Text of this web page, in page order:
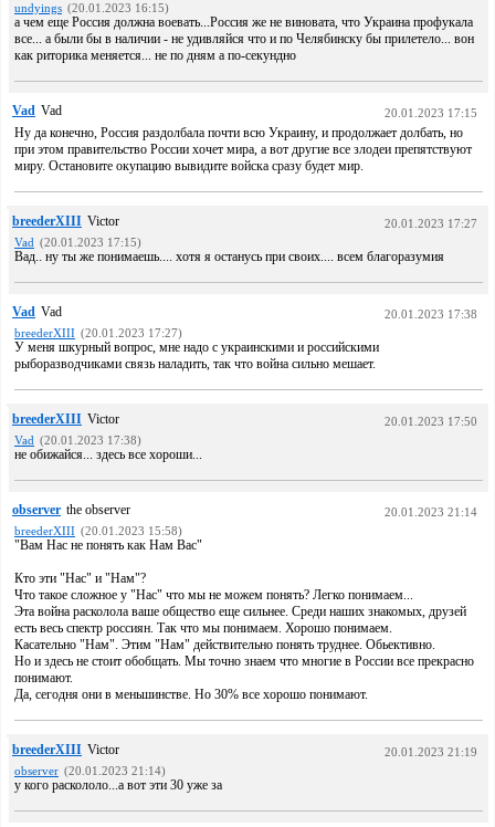
undyings (20.01.2023 16:15)
а чем еще Россия должна воевать...Россия же не виновата, что Украина профукала
все... а были бы в наличии - не удивляйся что и по Челябинску бы прилетело... вон
как риторика меняется... не по дням а по-секундно
Vad Vad 20.01.2023 17:15
Ну да конечно, Россия раздолбала почти всю Украину, и продолжает долбать, но
при этом правительство России хочет мира, а вот другие все злодеи препятствуют
миру. Остановите окупацию вывидите войска сразу будет мир.
breederXIII Victor
20.01.2023 17:27
Vad (20.01.2023 17:15)
Вад.. ну ты же понимаешь.... хотя я останусь при своих.... всем благоразумия
Vad Vad
20.01.2023 17:38
breederXIII (20.01.2023 17:27)
У меня шкурный вопрос, мне надо с украинскими и российскими
рыборазводчиками связь наладить, так что война сильно мешает.
breederXIII Victor
20.01.2023 17:50
Vad (20.01.2023 17:38)
не обижайся... здесь все хороши...
observer the observer
20.01.2023 21:14
breederXIII (20.01.2023 15:58)
"Вам Нас не понять как Нам Вас"
Кто эти "Нас" и "Нам"?
Что такое сложное у "Нас" что мы не можем понять? Легко понимаем...
Эта война расколола ваше общество еще сильнее. Среди наших знакомых, друзей
есть весь спектр россиян. Так что мы понимаем. Хорошо понимаем.
Касательно "Нам". Этим "Нам" действительно понять труднее. Обьективно.
Но и здесь не стоит обобщать. Мы точно знаем что многие в России все прекрасно
понимают.
Да, сегодня они в меньшинстве. Но 30% все хорошо понимают.
breederXIII Victor
20.01.2023 21:19
observer (20.01.2023 21:14)
у кого раскололо...а вот эти 30 уже за